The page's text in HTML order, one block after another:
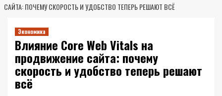
САЙТА: ПОЧЕМУ СКОРОСТЬ И УДОБСТВО ТЕПЕРЬ РЕШАЮТ ВСЁ
Экономика
Влияние Core Web Vitals на
продвижение сайта: почему
скорость и удобство теперь решают
всё